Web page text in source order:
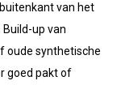
van het
Build-up van
oude synthetische
goed pakt of